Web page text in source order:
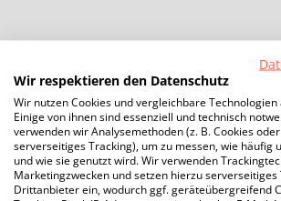
Wir respektieren den Datenschutz
Wir nutzen Cookies und vergleichbare
Einige von ihnen sind essenziell und technisch
verwenden wir Analysemethoden (z. B. Cookies
serverseitiges Tracking), um zu messen, wie häufig
und wie sie genutzt wird. Wir verwenden
Marketingzwecken und setzen hierzu serverseitiges
Drittanbieter ein, wodurch ggf. geräteübergreifend